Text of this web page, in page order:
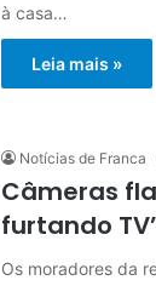
à casa…
Leia mais »
Notícias de Franca
Câmeras
furtando
Os moradores da